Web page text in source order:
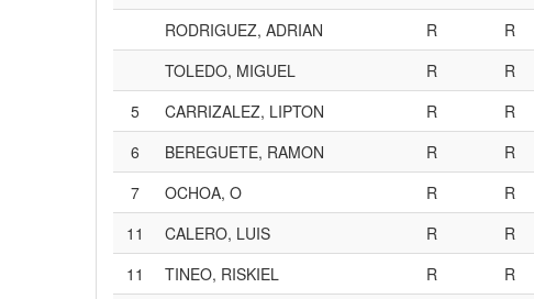
RODRIGUEZ, ADRIAN
R R
TOLEDO, MIGUEL
R
R
5
CARRIZALEZ, LIPTON R
R
6
BEREGUETE, RAMON R
R
7
OCHOA, O R
R
11
CALERO, LUIS R
R
11
TINEO, RISKIEL R
R